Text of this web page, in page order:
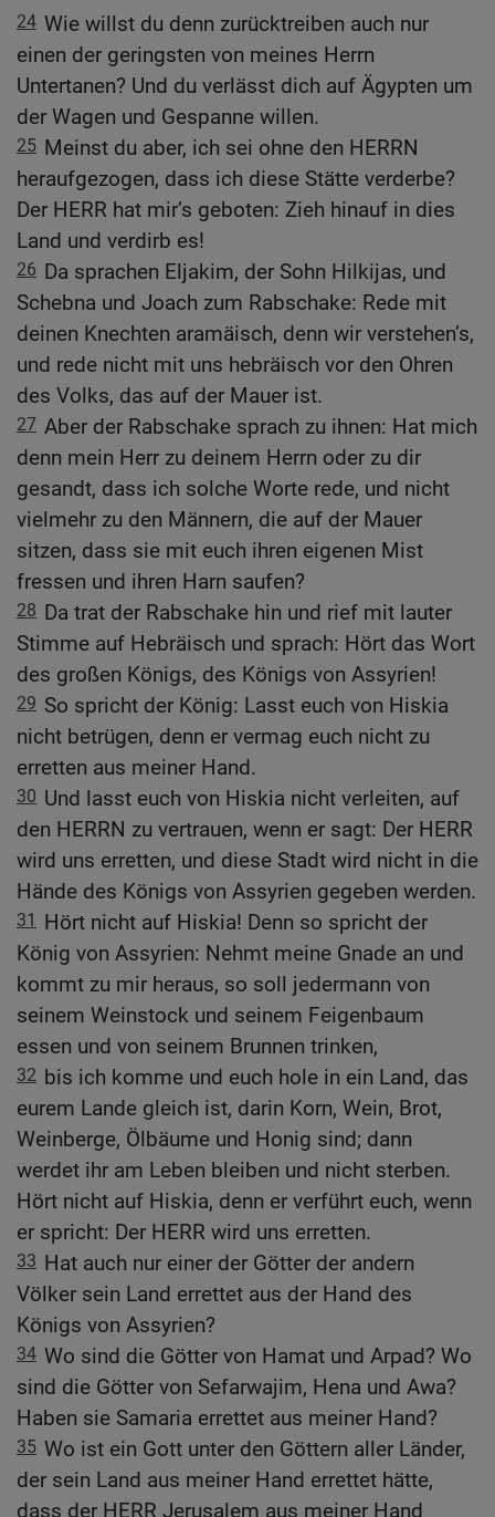
24 Wie willst du denn zurücktreiben auch nur
einen der geringsten von meines Herrn
Untertanen? Und du verlässt dich auf Ägypten um
der Wagen und Gespanne willen.
25 Meinst du aber, ich sei ohne den HERRN
heraufgezogen, dass ich diese Stätte verderbe?
Der HERR hat mir’s geboten: Zieh hinauf in dies
Land und verdirb es!
26 Da sprachen Eljakim, der Sohn Hilkijas, und
Schebna und Joach zum Rabschake: Rede mit
deinen Knechten aramäisch, denn wir verstehen’s,
und rede nicht mit uns hebräisch vor den Ohren
des Volks, das auf der Mauer ist.
27 Aber der Rabschake sprach zu ihnen: Hat mich
denn mein Herr zu deinem Herrn oder zu dir
gesandt, dass ich solche Worte rede, und nicht
vielmehr zu den Männern, die auf der Mauer
sitzen, dass sie mit euch ihren eigenen Mist
fressen und ihren Harn saufen?
28 Da trat der Rabschake hin und rief mit lauter
Stimme auf Hebräisch und sprach: Hört das Wort
des großen Königs, des Königs von Assyrien!
29 So spricht der König: Lasst euch von Hiskia
nicht betrügen, denn er vermag euch nicht zu
erretten aus meiner Hand.
30 Und lasst euch von Hiskia nicht verleiten, auf
den HERRN zu vertrauen, wenn er sagt: Der HERR
wird uns erretten, und diese Stadt wird nicht in die
Hände des Königs von Assyrien gegeben werden.
31
Hört nicht auf Hiskia! Denn so spricht der
König von Assyrien: Nehmt meine Gnade an und
kommt zu mir heraus, so soll jedermann von
seinem Weinstock und seinem Feigenbaum
essen und von seinem Brunnen trinken,
32 bis ich komme und euch hole in ein Land, das
eurem Lande gleich ist, darin Korn, Wein, Brot,
Weinberge, Ölbäume und Honig sind; dann
werdet ihr am Leben bleiben und nicht sterben.
Hört nicht auf Hiskia, denn er verführt euch, wenn
er spricht: Der HERR wird uns erretten.
33 Hat auch nur einer der Götter der andern
Völker sein Land errettet aus der Hand des
Königs von Assyrien?
34 Wo sind die Götter von Hamat und Arpad? Wo
sind die Götter von Sefarwajim, Hena und Awa?
Haben sie Samaria errettet aus meiner Hand?
35 Wo ist ein Gott unter den Göttern aller Länder,
der sein Land aus meiner Hand errettet hätte,
dass der HERR Jerusalem aus meiner Hand